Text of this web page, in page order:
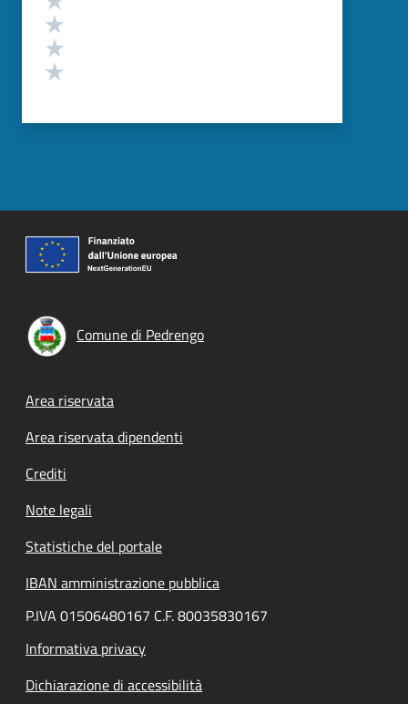
Comune di Pedrengo
Footer menu
Area riservata
Area riservata dipendenti
Crediti
Note legali
Statistiche del portale
IBAN amministrazione pubblica
P.IVA 01506480167 C.F. 80035830167
Informativa privacy
Dichiarazione di accessibilità